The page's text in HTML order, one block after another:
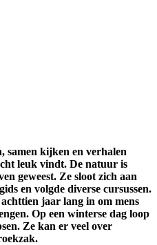
samen kijken en verhalen
leuk vindt. De natuur is
geweest. Ze sloot zich aan
en volgde diverse cursussen.
jaar lang in om mens
Op een winterse dag loop
Ze kan er veel over